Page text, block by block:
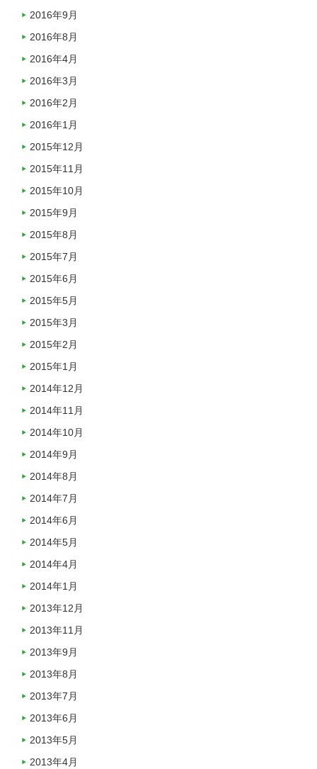
2016年9月
2016年8月
2016年4月
2016年3月
2016年2月
2016年1月
2015年12月
2015年11月
2015年10月
2015年9月
2015年8月
2015年7月
2015年6月
2015年5月
2015年3月
2015年2月
2015年1月
2014年12月
2014年11月
2014年10月
2014年9月
2014年8月
2014年7月
2014年6月
2014年5月
2014年4月
2014年1月
2013年12月
2013年11月
2013年9月
2013年8月
2013年7月
2013年6月
2013年5月
2013年4月